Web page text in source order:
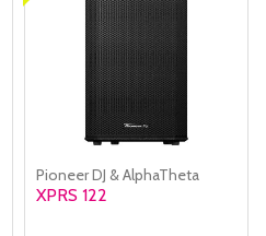
Pioneer DJ & AlphaTheta
XPRS 122